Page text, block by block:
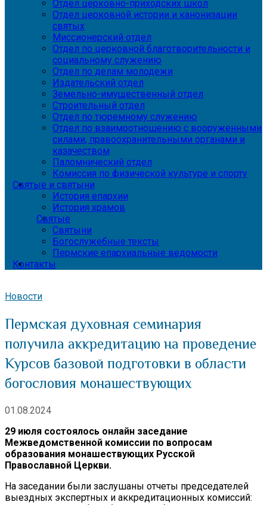
Отдел церковно-приходских школ
Отдел церковной истории и канонизации
святых
Миссионерский отдел
Отдел по церковной благотворительности и
социальному служению
Отдел по делам молодежи
Издательский отдел
Земельно-имущественный отдел
Строительный отдел
Отдел по тюремному служению
Отдел по взаимоотношению с вооруженными
силами, правоохранительными органами и
казачеством
Паломнический отдел
Комиссия по физической культуре и спорту
Святые и святыни
История епархии
История храмов
Святые
Святыни
Богослужебные тексты
Пермские епархиальные ведомости
Контакты
Новости
Пермская духовная семинария
получила аккредитацию на проведение
Курсов базовой подготовки в области
богословия монашествующих
01.08.2024
29 июля состоялось онлайн заседание
Межведомственной комиссии по вопросам
образования монашествующих Русской
Православной Церкви.
На заседании были заслушаны отчеты председателей
выездных экспертных и аккредитационных комиссий: